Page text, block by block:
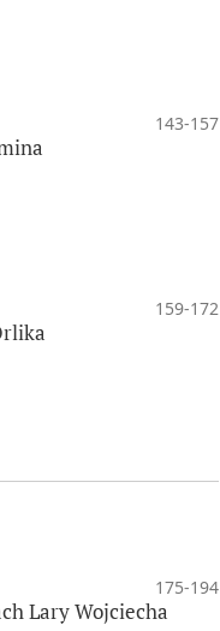
143-157
159-172
175-194
Lary Wojciecha